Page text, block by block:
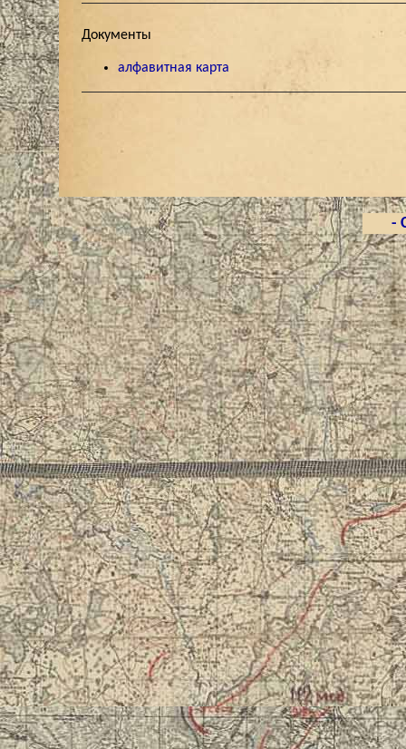
Документы
алфавитная карта
-